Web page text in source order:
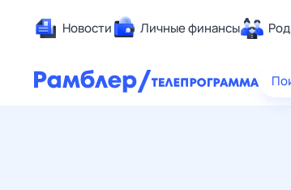
Новости Личные финансы